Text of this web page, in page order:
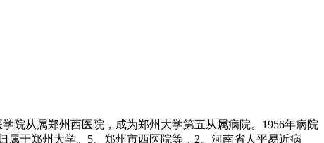
从属郑州西医院，成为郑州大学第五从属病院。1956年病院
于郑州大学。5、郑州市西医院等，2、河南省人平易近病